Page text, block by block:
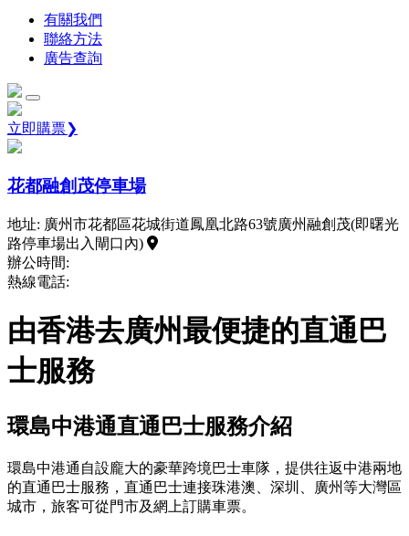
有關我們
聯絡方法
廣告查詢
立即購票❯
花都融創茂停車場
地址: 廣州市花都區花城街道鳳凰北路63號廣州融創茂(即曙光
路停車場出入閘口內)
辦公時間:
熱線電話:
由香港去廣州最便捷的直通巴
士服務
環島中港通直通巴士服務介紹
環島中港通自設龐大的豪華跨境巴士車隊，提供往返中港兩地
的直通巴士服務，直通巴士連接珠港澳、深圳、廣州等大灣區
城市，旅客可從門市及網上訂購車票。